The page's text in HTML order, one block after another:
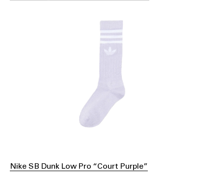
Nike SB Dunk Low Pro “Court Purple”